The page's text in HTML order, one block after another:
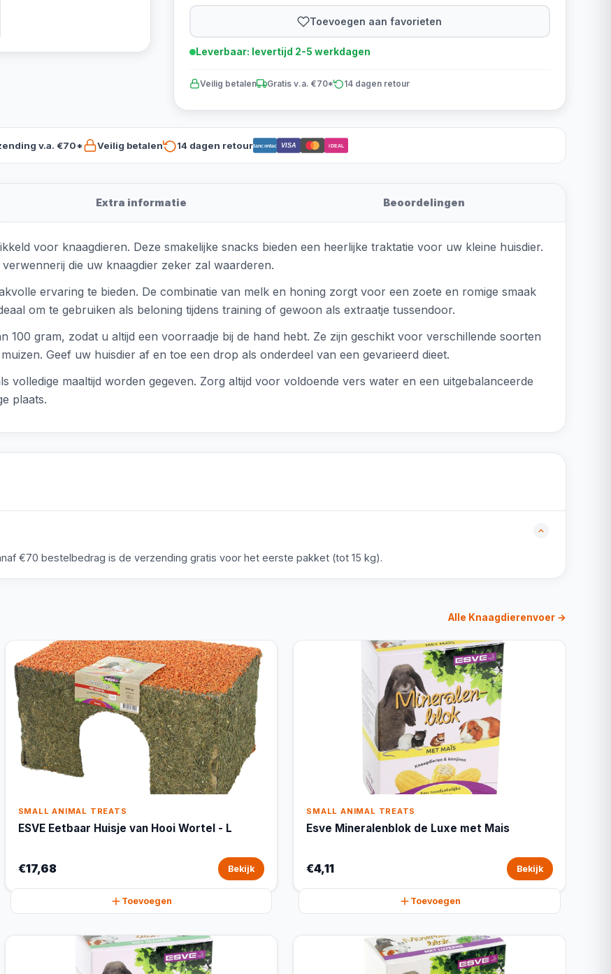
Toevoegen aan favorieten
Leverbaar: levertijd 2-5 werkdagen
Veilig betalen Gratis v.a. €70* 14 dagen retour
v.a. €70* Veilig betalen 14 dagen retourBancontact VISA iDEAL
Extra informatie Beoordelingen
voor knaagdieren. Deze smakelijke snacks bieden een heerlijke traktatie voor uw kleine huisdier.
die uw knaagdier zeker zal waarderen.
ervaring te bieden. De combinatie van melk en honing zorgt voor een zoete en romige smaak
om te gebruiken als beloning tijdens training of gewoon als extraatje tussendoor.
100 gram, zodat u altijd een voorraadje bij de hand hebt. Ze zijn geschikt voor verschillende soorten
Geef uw huisdier af en toe een drop als onderdeel van een gevarieerd dieet.
volledige maaltijd worden gegeven. Zorg altijd voor voldoende vers water en een uitgebalanceerde
plaats.
€70 bestelbedrag is de verzending gratis voor het eerste pakket (tot 15 kg).
Alle Knaagdierenvoer →
SMALL ANIMAL TREATS
ESVE Eetbaar Huisje van Hooi Wortel - L
€17,68 Bekijk
Toevoegen
SMALL ANIMAL TREATS
Esve Mineralenblok de Luxe met Mais
€4,11 Bekijk
Toevoegen